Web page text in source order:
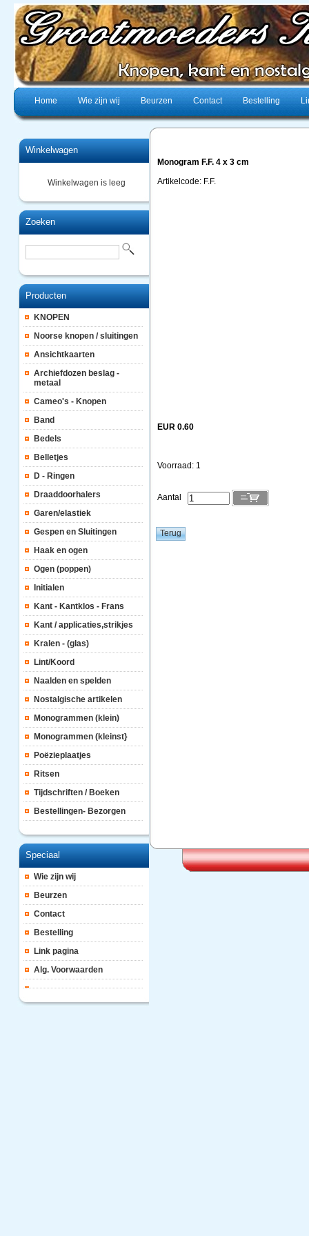
Home Wie zijn wij Beurzen Contact Bestelling
Winkelwagen
Winkelwagen is leeg
Zoeken
Producten
KNOPEN
Noorse knopen / sluitingen
Ansichtkaarten
Archiefdozen beslag -
metaal
Cameo's - Knopen
Band
Bedels
Belletjes
D - Ringen
Draaddoorhalers
Garen/elastiek
Gespen en Sluitingen
Haak en ogen
Ogen (poppen)
Initialen
Kant - Kantklos - Frans
Kant / applicaties,strikjes
Kralen - (glas)
Lint/Koord
Naalden en spelden
Nostalgische artikelen
Monogrammen (klein)
Monogrammen (kleinst}
Poëzieplaatjes
Ritsen
Tijdschriften / Boeken
Bestellingen- Bezorgen
Speciaal
Wie zijn wij
Beurzen
Contact
Bestelling
Link pagina
Alg. Voorwaarden
Monogram F.F. 4 x 3 cm
Artikelcode: F.F.
EUR 0.60
Voorraad: 1
Aantal